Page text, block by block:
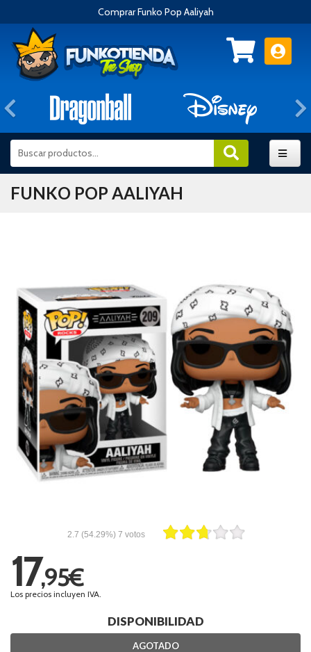
Comprar Funko Pop Aaliyah
Anterior
FUNKO POP AALIYAH
2.7 (54.29%) 7 votos
17,95€
Los precios incluyen IVA.
DISPONIBILIDAD
AGOTADO